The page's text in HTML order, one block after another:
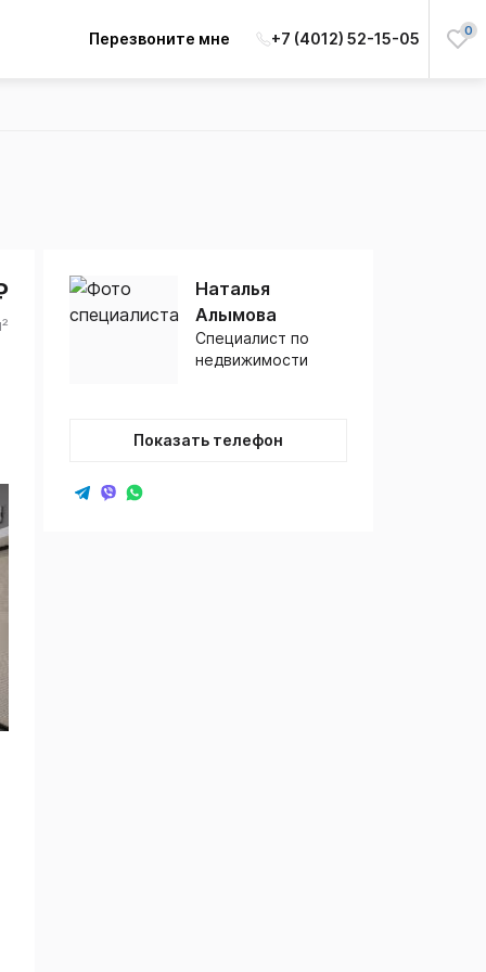
Перезвоните мне +7 (4012) 52-15-05 0
Наталья
Алымова
Специалист по
недвижимости
Показать телефон